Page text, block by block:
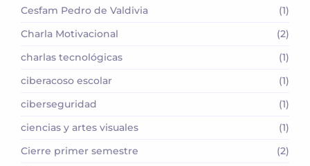
Cesfam Pedro de Valdivia
(1)
Charla Motivacional
(2)
charlas tecnológicas
(1)
ciberacoso escolar
(1)
ciberseguridad
(1)
ciencias y artes visuales
(1)
Cierre primer semestre
(2)